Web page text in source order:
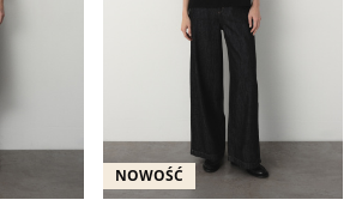
NOWOŚĆ